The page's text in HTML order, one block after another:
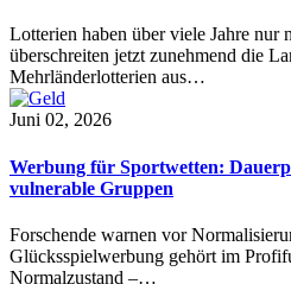
Lotterien haben über viele Jahre nur
überschreiten jetzt zunehmend die
Mehrländerlotterien aus…
Juni 02, 2026
Werbung für Sportwetten:
vulnerable Gruppen
Forschende warnen vor
Glücksspielwerbung gehört im
Normalzustand –…